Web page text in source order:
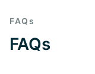
FAQs
FAQs